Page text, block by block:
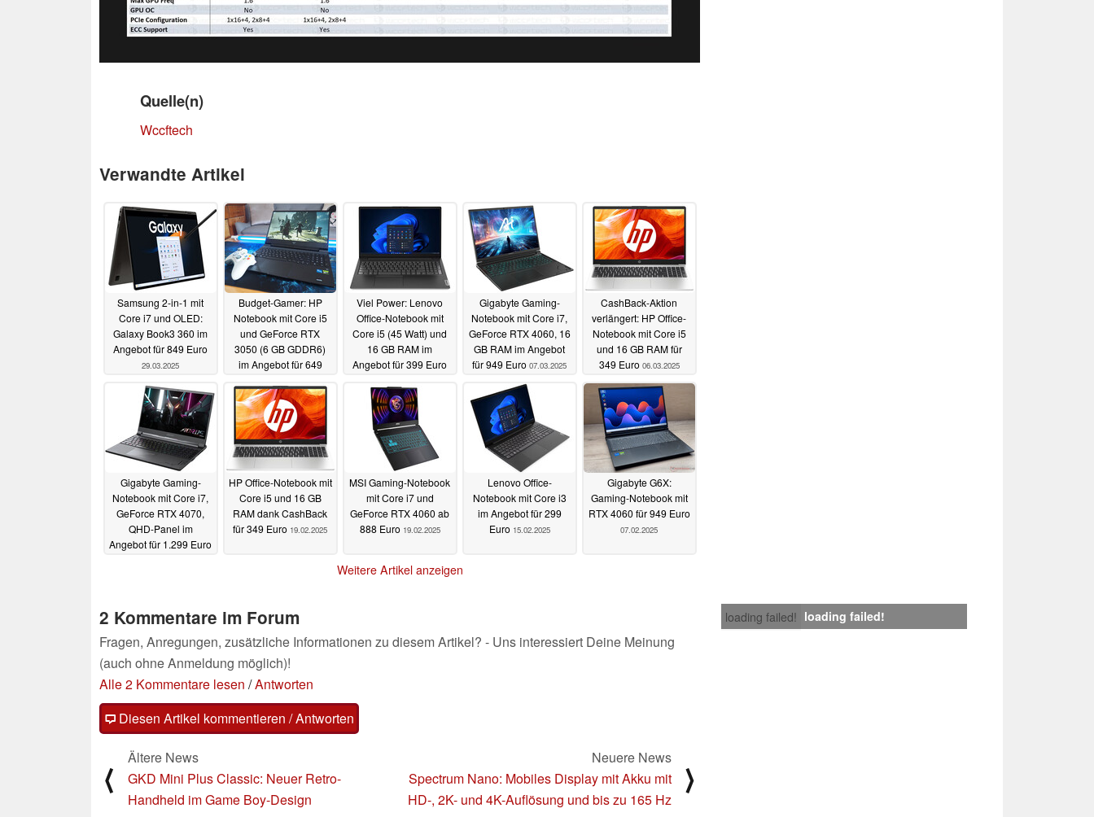
Quelle(n)
Wccftech
Verwandte Artikel
Samsung 2-in-1 mit
Core i7 und OLED:
Galaxy Book3 360 im
Angebot für 849 Euro
29.03.2025
Budget-Gamer: HP
Notebook mit Core i5
und GeForce RTX
3050 (6 GB GDDR6)
im Angebot für 649
Viel Power: Lenovo
Office-Notebook mit
Core i5 (45 Watt) und
16 GB RAM im
Angebot für 399 Euro
Gigabyte Gaming-
Notebook mit Core i7,
GeForce RTX 4060, 16
GB RAM im Angebot
für 949 Euro 07.03.2025
CashBack-Aktion
verlängert: HP Office-
Notebook mit Core i5
und 16 GB RAM für
349 Euro 06.03.2025
Gigabyte Gaming-
Notebook mit Core i7,
GeForce RTX 4070,
QHD-Panel im
Angebot für 1.299 Euro
HP Office-Notebook mit
Core i5 und 16 GB
RAM dank CashBack
für 349 Euro 19.02.2025
MSI Gaming-Notebook
mit Core i7 und
GeForce RTX 4060 ab
888 Euro 19.02.2025
Lenovo Office-
Notebook mit Core i3
im Angebot für 299
Euro 15.02.2025
Gigabyte G6X:
Gaming-Notebook mit
RTX 4060 für 949 Euro
07.02.2025
Weitere Artikel anzeigen
loading failed! loading failed!
2 Kommentare im Forum
Fragen, Anregungen, zusätzliche Informationen zu diesem Artikel? - Uns interessiert Deine Meinung
(auch ohne Anmeldung möglich)!
Alle 2 Kommentare lesen /Antworten
Diesen Artikel kommentieren / Antworten
⟨
Ältere News
GKD Mini Plus Classic: Neuer Retro-
Handheld im Game Boy-Design
Neuere News
Spectrum Nano: Mobiles Display mit Akku mit
HD-, 2K- und 4K-Auflösung und bis zu 165 Hz
⟩